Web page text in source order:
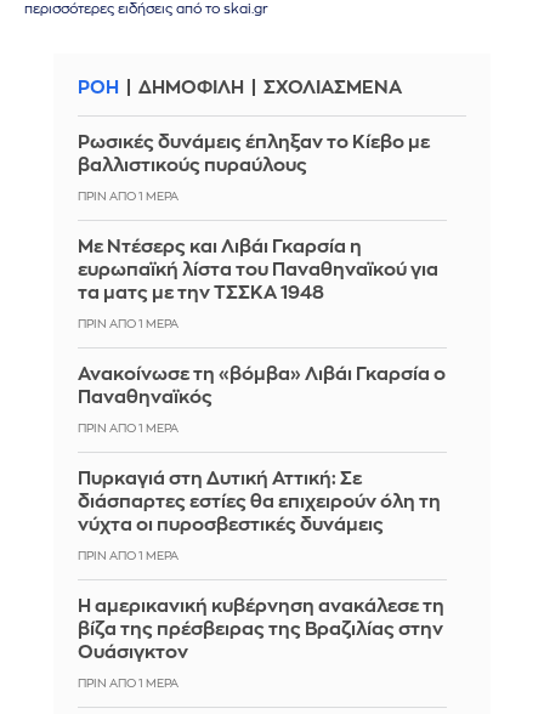
περισσότερες ειδήσεις από το skai.gr
ΡΟΗ ΔΗΜΟΦΙΛΗ ΣΧΟΛΙΑΣΜΕΝΑ
Ρωσικές δυνάμεις έπληξαν το Κίεβο με
βαλλιστικούς πυραύλους
ΠΡΙΝ ΑΠΌ 1 ΜΈΡΑ
Με Ντέσερς και Λιβάι Γκαρσία η
ευρωπαϊκή λίστα του Παναθηναϊκού για
τα ματς με την ΤΣΣΚΑ 1948
ΠΡΙΝ ΑΠΌ 1 ΜΈΡΑ
Ανακοίνωσε τη «βόμβα» Λιβάι Γκαρσία ο
Παναθηναϊκός
ΠΡΙΝ ΑΠΌ 1 ΜΈΡΑ
Πυρκαγιά στη Δυτική Αττική: Σε
διάσπαρτες εστίες θα επιχειρούν όλη τη
νύχτα οι πυροσβεστικές δυνάμεις
ΠΡΙΝ ΑΠΌ 1 ΜΈΡΑ
Η αμερικανική κυβέρνηση ανακάλεσε τη
βίζα της πρέσβειρας της Βραζιλίας στην
Ουάσιγκτον
ΠΡΙΝ ΑΠΌ 1 ΜΈΡΑ